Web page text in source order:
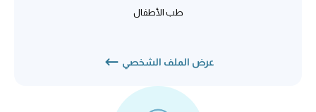
طب الأطفال
عرض الملف الشخصي